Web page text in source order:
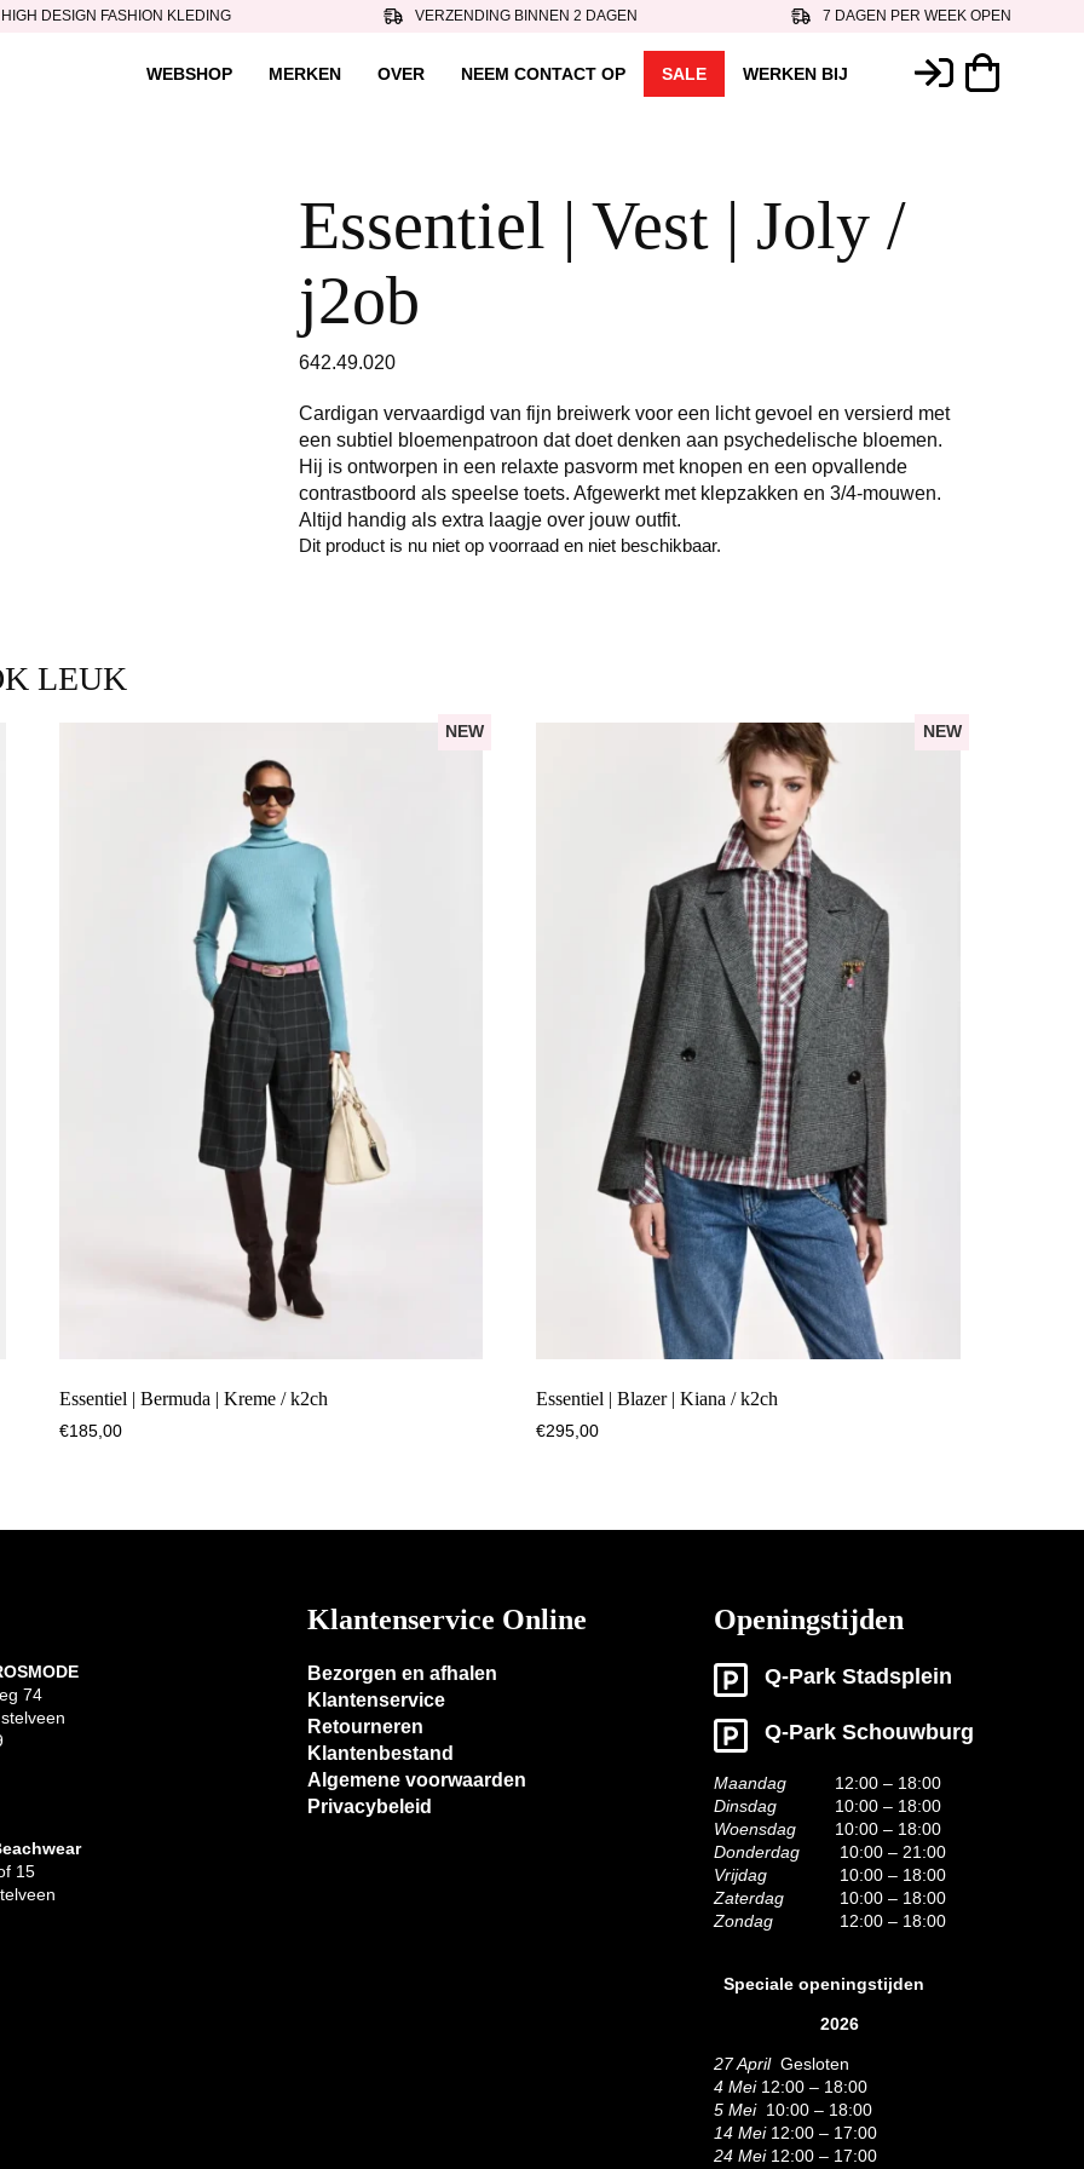
HIGH DESIGN FASHION KLEDING VERZENDING BINNEN 2 DAGEN 7 DAGEN PER WEEK OPEN
WEBSHOP MERKEN OVER NEEM CONTACT OP SALE WERKEN BIJ
Essentiel | Vest | Joly /
j2ob
642.49.020
Cardigan vervaardigd van fijn breiwerk voor een licht gevoel en versierd met
een subtiel bloemenpatroon dat doet denken aan psychedelische bloemen.
Hij is ontworpen in een relaxte pasvorm met knopen en een opvallende
contrastboord als speelse toets. Afgewerkt met klepzakken en 3/4-mouwen.
Altijd handig als extra laagje over jouw outfit.
Dit product is nu niet op voorraad en niet beschikbaar.
LEUK
NEW
Essentiel | Bermuda | Kreme / k2ch
€185,00
NEW
Essentiel | Blazer | Kiana / k2ch
€295,00
74
15
Klantenservice Online
Bezorgen en afhalen
Klantenservice
Retourneren
Klantenbestand
Algemene voorwaarden
Privacybeleid
Openingstijden
Q-Park Stadsplein
Q-Park Schouwburg
Maandag
12:00 – 18:00
Dinsdag
10:00 – 18:00
Woensdag
10:00 – 18:00
Donderdag
10:00 – 21:00
Vrijdag
10:00 – 18:00
Zaterdag
10:00 – 18:00
Zondag
12:00 – 18:00
Speciale openingstijden
2026
27 AprilGesloten
4 Mei12:00 – 18:00
5 Mei10:00 – 18:00
14 Mei12:00 – 17:00
24 Mei12:00 – 17:00